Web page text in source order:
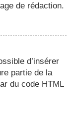
de rédaction.
d’insérer
partie de la
du code HTML